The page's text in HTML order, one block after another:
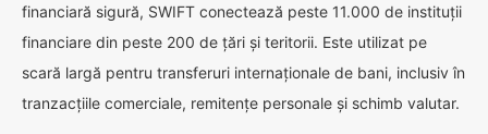
financiară sigură, SWIFT conectează peste 11.000 de instituții
financiare din peste 200 de țări și teritorii. Este utilizat pe
scară largă pentru transferuri internaționale de bani, inclusiv în
tranzacțiile comerciale, remitențe personale și schimb valutar.